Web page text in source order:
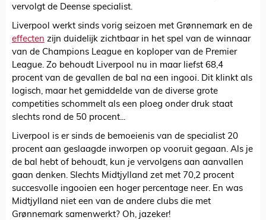
vervolgt de Deense specialist.
Liverpool werkt sinds vorig seizoen met Grønnemark en de
effecten zijn duidelijk zichtbaar in het spel van de winnaar
van de Champions League en koploper van de Premier
League. Zo behoudt Liverpool nu in maar liefst 68,4
procent van de gevallen de bal na een ingooi. Dit klinkt als
logisch, maar het gemiddelde van de diverse grote
competities schommelt als een ploeg onder druk staat
slechts rond de 50 procent...
Liverpool is er sinds de bemoeienis van de specialist 20
procent aan geslaagde inworpen op vooruit gegaan. Als je
de bal hebt of behoudt, kun je vervolgens aan aanvallen
gaan denken. Slechts Midtjylland zet met 70,2 procent
succesvolle ingooien een hoger percentage neer. En was
Midtjylland niet een van de andere clubs die met
Grønnemark samenwerkt? Oh, jazeker!